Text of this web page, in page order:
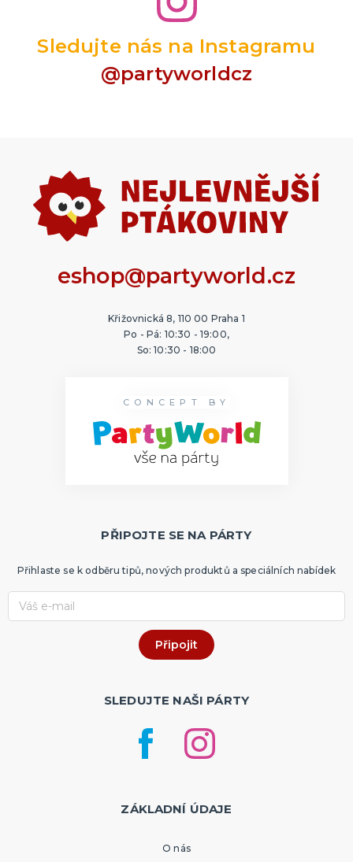
Sledujte nás na Instagramu
@partyworldcz
eshop@partyworld.cz
Křižovnická 8, 110 00 Praha 1
Po - Pá: 10:30 - 19:00,
So: 10:30 - 18:00
CONCEPT BY
PŘIPOJTE SE NA PÁRTY
Přihlaste se k odběru tipů, nových produktů a speciálních nabídek
SLEDUJTE NAŠI PÁRTY
ZÁKLADNÍ ÚDAJE
O nás